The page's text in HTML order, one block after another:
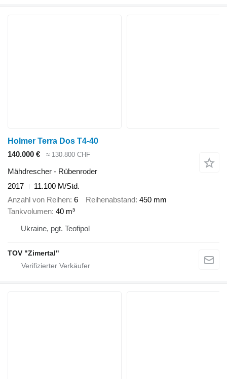
Holmer Terra Dos T4-40
140.000 €
≈ 130.800 CHF
Mähdrescher - Rübenroder
2017
11.100 M/Std.
Anzahl von Reihen 6 Reihenabstand 450 mm
Tankvolumen 40 m³
Ukraine, pgt. Teofipol
TOV "Zimertal"